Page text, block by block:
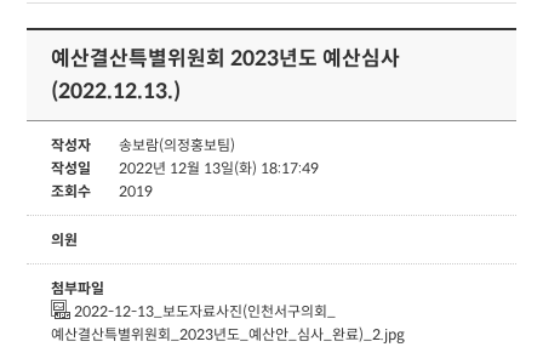
예산결산특별위원회 2023년도 예산심사
(2022.12.13.)
작성자
송보람(의정홍보팀)
작성일
2022년 12월 13일(화) 18:17:49
조회수
2019
의원
첨부파일
2022-12-13_보도자료사진(인천서구의회_
예산결산특별위원회_2023년도_예산안_심사_완료)_2.jpg